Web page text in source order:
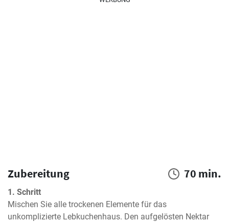
Zubereitung 70 min.
1. Schritt
Mischen Sie alle trockenen Elemente für das
unkomplizierte Lebkuchenhaus. Den aufgelösten Nektar